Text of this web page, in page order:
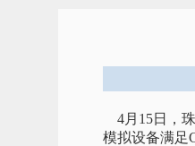
4月15日，
模拟设备满足